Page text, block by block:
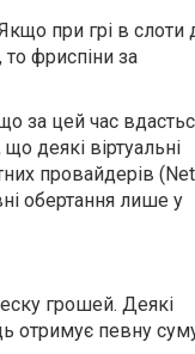
при грі в слоти
фриспіни за
за цей час
деякі віртуальні
провайдерів
обертання лише у
грошей. Деякі
отримує певну